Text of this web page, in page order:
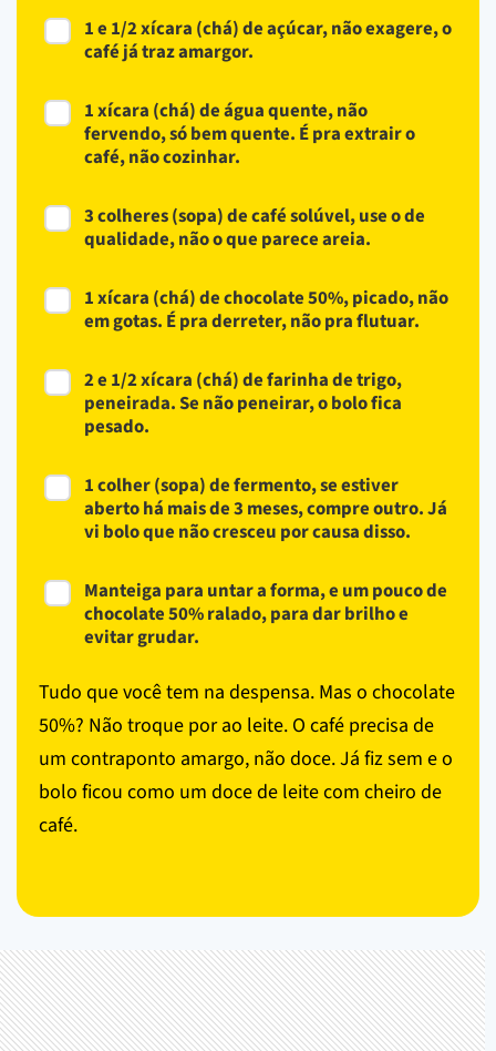
1 e 1/2 xícara (chá) de açúcar, não exagere, o
café já traz amargor.
1 xícara (chá) de água quente, não
fervendo, só bem quente. É pra extrair o
café, não cozinhar.
3 colheres (sopa) de café solúvel, use o de
qualidade, não o que parece areia.
1 xícara (chá) de chocolate 50%, picado, não
em gotas. É pra derreter, não pra flutuar.
2 e 1/2 xícara (chá) de farinha de trigo,
peneirada. Se não peneirar, o bolo fica
pesado.
1 colher (sopa) de fermento, se estiver
aberto há mais de 3 meses, compre outro. Já
vi bolo que não cresceu por causa disso.
Manteiga para untar a forma, e um pouco de
chocolate 50% ralado, para dar brilho e
evitar grudar.
Tudo que você tem na despensa. Mas o chocolate
50%? Não troque por ao leite. O café precisa de
um contraponto amargo, não doce. Já fiz sem e o
bolo ficou como um doce de leite com cheiro de
café.